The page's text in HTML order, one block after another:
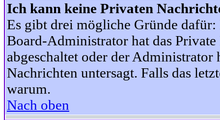
Ich kann keine Privaten
Es gibt drei mögliche Gründe
Board-Administrator hat das
abgeschaltet oder der
Nachrichten untersagt. Falls das
warum.
Nach oben